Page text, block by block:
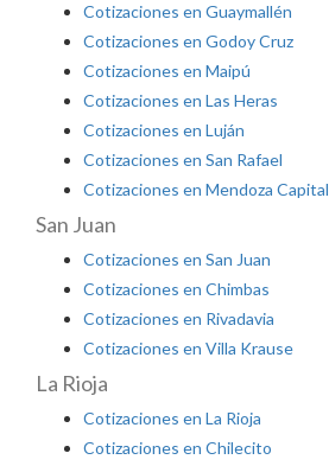
Cotizaciones en Guaymallén
Cotizaciones en Godoy Cruz
Cotizaciones en Maipú
Cotizaciones en Las Heras
Cotizaciones en Luján
Cotizaciones en San Rafael
Cotizaciones en Mendoza Capital
San Juan
Cotizaciones en San Juan
Cotizaciones en Chimbas
Cotizaciones en Rivadavia
Cotizaciones en Villa Krause
La Rioja
Cotizaciones en La Rioja
Cotizaciones en Chilecito